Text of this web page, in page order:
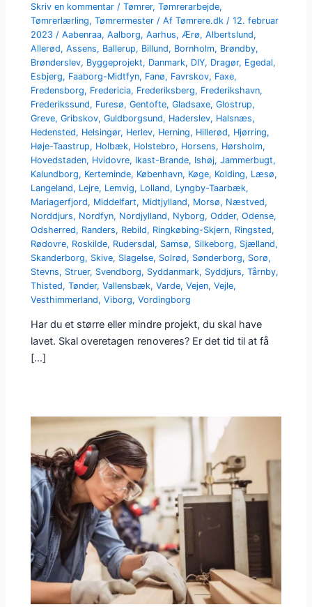
Skriv en kommentar /Tømrer,Tømrerarbejde,
Tømrerlærling,Tømrermester / AfTømrere.dk /12. februar
2023 /Aabenraa,Aalborg,Aarhus, Ærø,Albertslund,
Allerød,Assens, Ballerup, Billund, Bornholm, Brøndby,
Brønderslev, Byggeprojekt, Danmark, DIY, Dragør, Egedal,
Esbjerg, Faaborg-Midtfyn, Fanø, Favrskov, Faxe,
Fredensborg, Fredericia, Frederiksberg, Frederikshavn,
Frederikssund, Furesø,Gentofte,Gladsaxe,Glostrup,
Greve,Gribskov,Guldborgsund, Haderslev, Halsnæs,
Hedensted, Helsingør, Herlev, Herning, Hillerød, Hjørring,
Høje-Taastrup, Holbæk, Holstebro, Horsens, Hørsholm,
Hovedstaden, Hvidovre, Ikast-Brande, Ishøj,Jammerbugt,
Kalundborg, Kerteminde, København, Køge, Kolding, Læsø,
Langeland, Lejre, Lemvig, Lolland, Lyngby-Taarbæk,
Mariagerfjord, Middelfart, Midtjylland, Morsø, Næstved,
Norddjurs, Nordfyn, Nordjylland, Nyborg,Odder,Odense,
Odsherred, Randers, Rebild, Ringkøbing-Skjern, Ringsted,
Rødovre, Roskilde, Rudersdal, Samsø, Silkeborg, Sjælland,
Skanderborg, Skive, Slagelse, Solrød, Sønderborg, Sorø,
Stevns, Struer, Svendborg, Syddanmark, Syddjurs,Tårnby,
Thisted,Tønder,Vallensbæk,Varde,Vejen,Vejle,
Vesthimmerland,Viborg,Vordingborg
Har du et større eller mindre projekt, du skal have
lavet. Skal overetagen renoveres? Er det tid til at få
[…]